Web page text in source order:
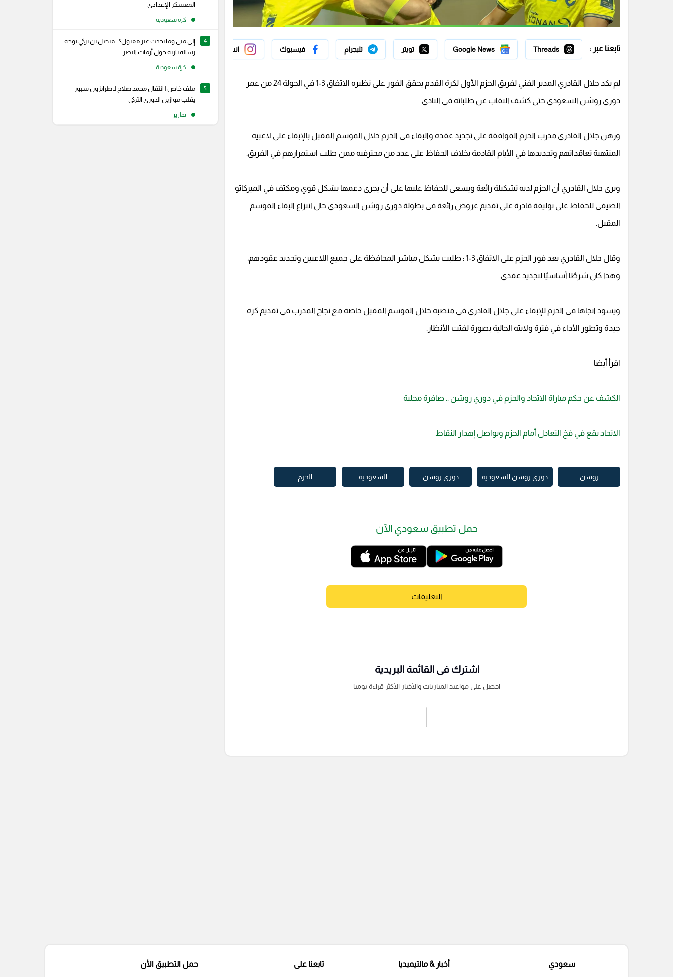
تابعنا عبر : Threads
Google News تويتر تليجرام فيسبوك انستجرام سناب شات
لم يكد جلال القادري المدير الفني لفريق الحزم الأول لكرة القدم يحقق الفوز على نظيره الاتفاق 3-1 في الجولة 24 من عمر
دوري روشن السعودي حتى كشف النقاب عن طلباته في النادي.
ورهن جلال القادري مدرب الحزم الموافقة على تجديد عقده والبقاء في الحزم خلال الموسم المقبل بالإبقاء على لاعبيه
المنتهية تعاقداتهم وتجديدها في الأيام القادمة بخلاف الحفاظ على عدد من محترفيه ممن طلب استمرارهم في الفريق.
ويرى جلال القادري أن الحزم لديه تشكيلة رائعة ويسعى للحفاظ عليها على أن يجرى دعمها بشكل قوي ومكثف في الميركاتو
الصيفي للحفاظ على توليفة قادرة على تقديم عروض رائعة في بطولة دوري روشن السعودي حال انتزاع البقاء الموسم
المقبل.
وقال جلال القادري بعد فوز الحزم على الاتفاق 3-1 : طلبت بشكل مباشر المحافظة على جميع اللاعبين وتجديد عقودهم،
وهذا كان شرطًا أساسيًا لتجديد عقدي.
ويسود اتجاها في الحزم للإبقاء على جلال القادري في منصبه خلال الموسم المقبل خاصة مع نجاح المدرب في تقديم كرة
جيدة وتطور الأداء في فترة ولايته الحالية بصورة لفتت الأنظار.
اقرأ أيضا
الكشف عن حكم مباراة الاتحاد والحزم في دوري روشن .. صافرة محلية
الاتحاد يقع في فخ التعادل أمام الحزم ويواصل إهدار النقاط
روشن دوري روشن السعودية دوري روشن السعودية الحزم
حمل تطبيق سعودي الآن
التعليقات
اشترك فى القائمة البريدية
احصل على مواعيد المباريات والأخبار الأكثر قراءة يوميا
المعسكر الإعدادي
كرة سعودية
4
إلى متى وما يحدث غير مقبول؟.. فيصل بن تركي يوجه
رسالة نارية حول أزمات النصر
كرة سعودية
5
ملف خاص | انتقال محمد صلاح لـ طرابزون سبور
يقلب موازين الدوري التركي
تقارير
سعودي أخبار & مالتيميديا تابعنا على حمل التطبيق الأن